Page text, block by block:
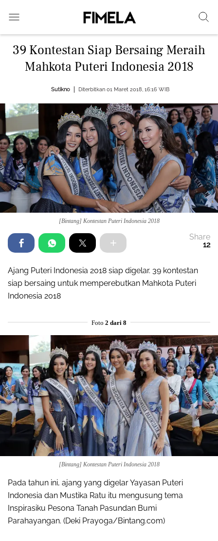
39 Kontestan Siap Bersaing Meraih
Mahkota Puteri Indonesia 2018
Sutikno Diterbitkan 01 Maret 2018, 16:16 WIB
[Bintang] Kontestan Puteri Indonesia 2018
Share
12
Ajang Puteri Indonesia 2018 siap digelar. 39 kontestan
siap bersaing untuk memperebutkan Mahkota Puteri
Indonesia 2018
Foto 2 dari 8
[Bintang] Kontestan Puteri Indonesia 2018
Pada tahun ini, ajang yang digelar Yayasan Puteri
Indonesia dan Mustika Ratu itu mengusung tema
Inspirasiku Pesona Tanah Pasundan Bumi
Parahayangan. (Deki Prayoga/Bintang.com)